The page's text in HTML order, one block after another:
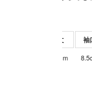
着丈 袖
54.5cm